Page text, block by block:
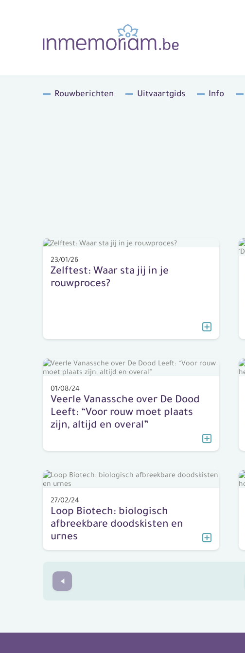
Rouwberichten Uitvaartgids Info
23/01/26
Zelftest: Waar sta jij in je
rouwproces?
01/08/24
Veerle Vanassche over De Dood
Leeft: “Voor rouw moet plaats
zijn, altijd en overal”
27/02/24
Loop Biotech: biologisch
afbreekbare doodskisten en
urnes
Prev